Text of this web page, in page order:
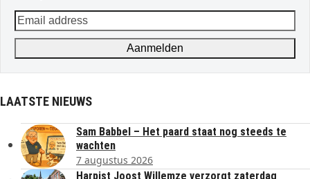
Email
address
Aanmelden
LAATSTE NIEUWS
Sam Babbel – Het paard staat nog steeds te
wachten
7 augustus 2026
Harpist Joost Willemze verzorgt zaterdag